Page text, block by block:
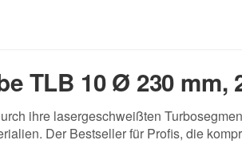
TLB 10 Ø 230 mm,
ihre lasergeschweißten
Der Bestseller für Profis, die